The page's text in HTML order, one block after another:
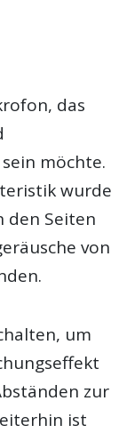
das
möchte.
wurde
den Seiten
von
um
zur
ist